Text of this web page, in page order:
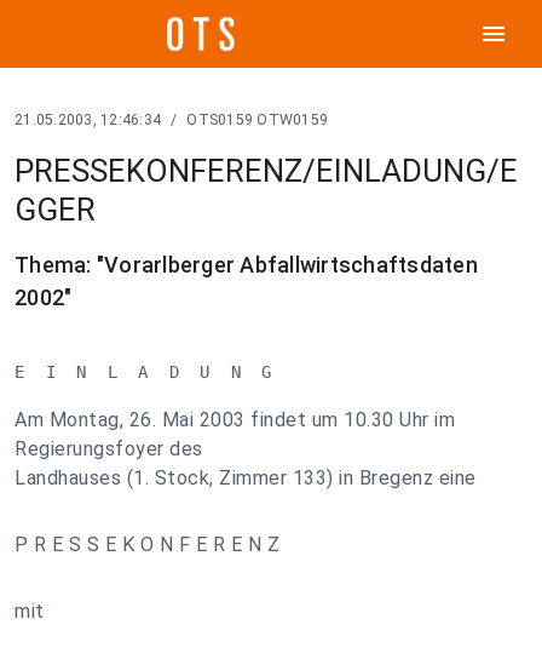
menu
21.05.2003, 12:46:34 / OTS0159 OTW0159
PRESSEKONFERENZ/EINLADUNG/E
GGER
Thema: "Vorarlberger Abfallwirtschaftsdaten
2002"
E  I  N  L  A  D  U  N  G
Am Montag, 26. Mai 2003 findet um 10.30 Uhr im
Regierungsfoyer des
Landhauses (1. Stock, Zimmer 133) in Bregenz eine
P R E S S E K O N F E R E N Z
mit